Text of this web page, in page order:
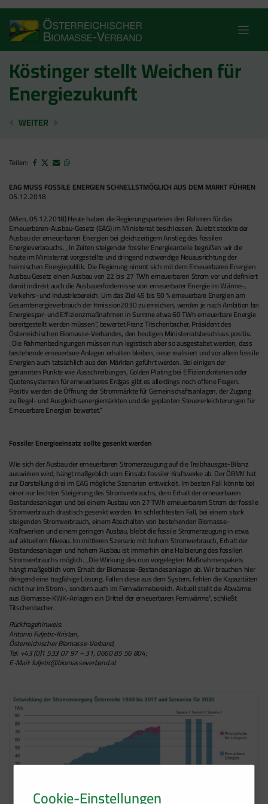
content
Köstinger stellt Weichen für
Energiezukunft
ALARMIERENDER RÜCKSCHLAG FÜR DIE
WEITER
Teilen:
EAG MUSS FOSSILE ENERGIEN SCHNELLSTMÖGLICH AUS DEM MARKT FÜHREN
05.12.2018
(Wien, 05.12.2018) Heute haben die Regierungsparteien den Rahmen für das
Erneuerbaren-Ausbau-Gesetz (EAG) im Ministerrat beschlossen. Zuletzt stockte der
Ausbau der erneuerbaren Energien bei gleichzeitigem Anstieg des fossilen
Energieverbrauchs. „In Zeiten steigender fossiler Energieanteile begrüßen wir die
heute im Ministerrat vorgestellte und dringend notwendige Neuausrichtung der
heimischen Energiepolitik. Die Regierung nimmt sich mit dem Erneuerbaren Energien
Ausbau Gesetz einen Ausbau von 22 bis 27 TWh erneuerbaren Strom vor und definiert
damit indirekt auch die Ausbauerfordernisse von erneuerbarer Energie im Wärme-,
Verkehrs- und Industriebereich. Um das Ziel 45 bis 50 % erneuerbare Energien am
Gesamtenergieverbrauch der #mission2030 zu erreichen, werden je nach Ambition bei
Energiespar- und Effizienzmaßnahmen in Summe etwa 60 TWh erneuerbare Energie
bereitgestellt werden müssen“, bewertet Franz Titschenbacher, Präsident des
Österreichischen Biomasse-Verbandes, den heutigen Ministerratsbeschluss positiv.
„Die Rahmenbedingungen müssen nun legistisch aber so ausgestaltet werden, dass
bestehende erneuerbare Anlagen erhalten bleiben, neue realisiert und vor allem fossile
Energien auch tatsächlich aus den Märkten geführt werden. Bei einigen der
genannten Punkte wie Ausschreibungen, Golden Plating bei Effizienzkriterien oder
Quotensystemen für erneuerbares Erdgas gibt es allerdings noch offene Fragen.
Positiv werden die Öffnung der Strommärkte für Gemeinschaftsanlagen, der Zugang
zu Regel- und Ausgleichsenergiemärkten und die geplanten Steuererleichterungen für
Erneuerbare Energien bewertet.“
Fossiler Energieeinsatz sollte gesenkt werden
Wie sich der Ausbau der erneuerbaren Stromerzeugung auf die Treibhausgas-Bilanz
auswirken wird, hängt maßgeblich vom Einsatz fossiler Kraftwerke ab. Der ÖBMV hat
zur Darstellung drei im EAG mögliche Szenarien entwickelt. Im besten Fall könnte bei
einer nur leichten Steigerung des Stromverbrauchs, dem Erhalt der erneuerbaren
Bestandesanlagen und bei einem Ausbau von 27 TWh erneuerbarem Strom der fossile
Stromverbrauch drastisch gesenkt werden. Im schlechtesten Fall, bei einem stark
steigenden Stromverbrauch, einem Abschalten von bestehenden Biomasse-
Kraftwerken und einem geringen Ausbau, bleibt die fossile Stromerzeugung in etwa
auf aktuellem Niveau. Im mittleren Szenario mit hohem Stromverbrauch, Erhalt der
Bestandesanlagen und hohem Ausbau ist immerhin eine Halbierung des fossilen
Stromverbrauchs möglich. „Die Wirkung des nun vorgelegten Maßnahmenpakets
hängt maßgeblich vom Erhalt der Biomasse-Bestandesanlagen ab. Wir brauchen hier
dringend eine tragfähige Lösung. Fallen diese aus dem System, fehlen die Kapazitäten
nicht nur im Strom-, sondern auch im Fernwärmebereich. Aktuell stellt die Abwärme
aus Biomasse-KWK-Anlagen ein Drittel der erneuerbaren Fernwärme“, schließt
Titschenbacher.
Rückfragehinweis:
Antonio Fuljetic-Kristan,
Österreichischer Biomasse-Verband,
Tel: +43 (0)1 533 07 97 – 31, 0660 85 56 804;
E-Mail: fuljetic@biomasseverband.at
Cookie-Einstellungen